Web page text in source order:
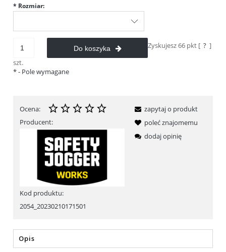
* Rozmiar:
szt.
Do koszyka Zyskujesz66 pkt [ ? ]
*- Pole wymagane
Ocena:
Producent:
Kod produktu:
2054_20230210171501
zapytaj o produkt
poleć znajomemu
dodaj opinię
Opis